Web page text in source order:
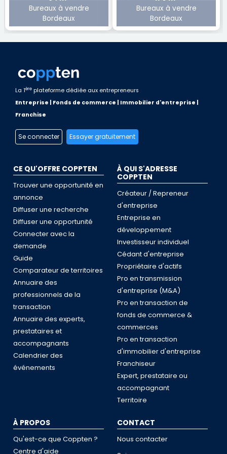
Bureaux à vendre
Bordeaux
Bureaux à vendre
Bordeaux
La 1ère plateforme dédiée aux entrepreneurs
Entreprise | Fonds de commerce | Immobilier d'entreprise |
Franchise
Se connecter Essayer gratuitement
CE QU'OFFRE COPPTEN
Trouver une opportunité en
annonce
Diffuser une recherche
Diffuser une opportunité
Connecter avec la
demande
Guide
Comparateur de territoires
Annuaire des
professionnels de la
transaction
Annuaire des experts,
prestataires et
accompagnants
Calendrier des
événements
À QUI S'ADRESSE
COPPTEN
Créateur / Repreneur
d'entreprise
Entreprise en
développement
Investisseur individuel
Cédant d'entreprise
Propriétaire d'actifs
Pro en transmission
d'entreprise (M&A)
Pro en transaction de
fonds de commerce &
commerces
Pro en transaction
d'immobilier d'entreprise
Franchiseur
Expert, prestataire ou
accompagnant
Territoire
À PROPOS
Qu'est-ce que Coppten ?
Centre d'aide
CONTACT
Nous contacter